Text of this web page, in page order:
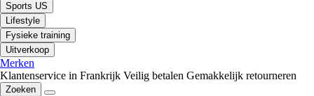
Sports US
Lifestyle
Fysieke training
Uitverkoop
Merken
Klantenservice in Frankrijk Veilig betalen Gemakkelijk retourneren
Zoeken